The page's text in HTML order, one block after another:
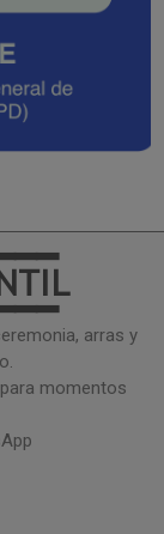
arras y
momentos